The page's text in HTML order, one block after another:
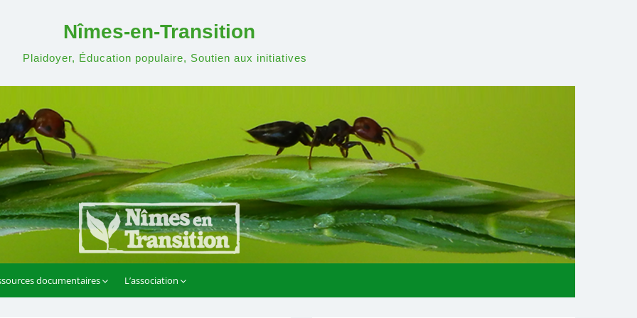
Nîmes-en-Transition
Plaidoyer, Éducation populaire, Soutien aux initiatives
documentaires L’association